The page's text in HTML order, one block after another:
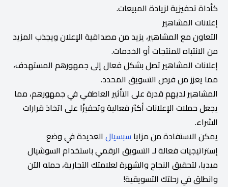
كأداة تحفيزية لزيادة المبيعات.
إعلانات المشاهير
التعاون مع المشاهير، يزيد من مصداقية الإعلان ويجذب المزيد
من الانتباه للمنتجات أو الخدمات.
إعلانات المشاهير تصل بشكل فعال إلى جمهورهم المستهدف،
مما يعزز من فرص التسويق المحدد.
المشاهير لديهم قدرة على التأثير العاطفي في جمهورهم، مما
يجعل حملات الإعلانات أكثر فعالية وتحفيزًا على اتخاذ قرارات
الشراء.
يمكن الاستفادة من مزايا سبسيالالعديدة في وضع
إستراتيجيات فعالة لـ التسويق الرقمي باستخدام السوشيال
ميديا، لتحقيق النجاح والشهرة لعلامتك التجارية، حمله الآن
وانطلق في رحلتك التسويقية!